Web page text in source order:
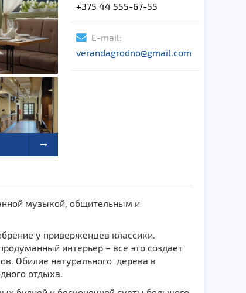
+375 44 555-67-55
E-mail:
verandagrodno@gmail.com
музыкой, общительным и
у приверженцев классики.
интерьер – все это создает
Обилие натурального дерева в
отдыха.